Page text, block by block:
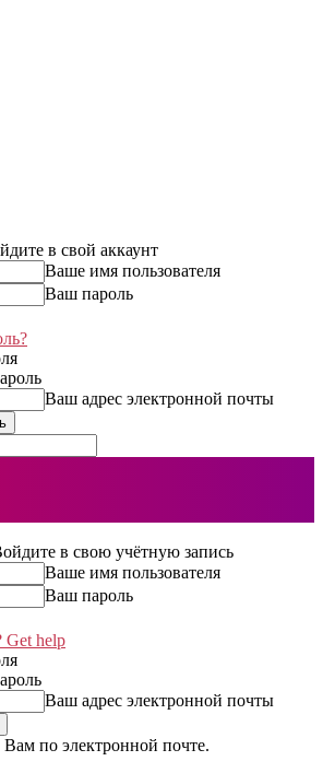
в свой аккаунт
Ваше имя пользователя
Ваш пароль
Ваш адрес электронной почты
в свою учётную запись
Ваше имя пользователя
Ваш пароль
Get help
Ваш адрес электронной почты
по электронной почте.